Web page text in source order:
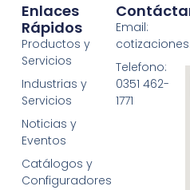
Enlaces
Rápidos
Productos y
Servicios
Industrias y
Servicios
Noticias y
Eventos
Catálogos y
Configuradores
Email:
Telefono:
0351 462-
1771